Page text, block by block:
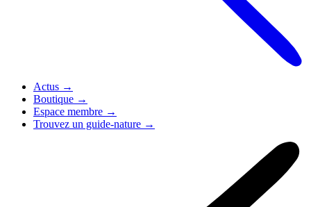
Actus →
Boutique →
Espace membre →
Trouvez un guide-nature →